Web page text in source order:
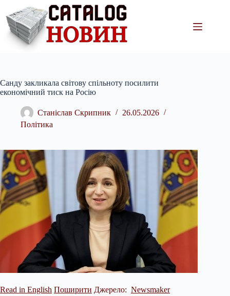
вмісту
Санду закликала світову спільноту посилити
економічний тиск на Росію
Станіслав Скрипник
26.05.2026
Політика
Read in English Поширити Джерело: Newsmaker